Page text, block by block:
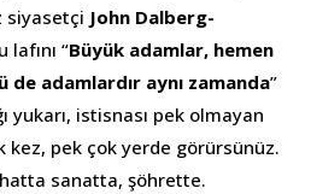
siyasetçi John Dalberg-
“Büyük adamlar, hemen
de adamlardır aynı zamanda”
yukarı, istisnası pek olmayan
kez, pek çok yerde görürsünüz.
sanatta, şöhrette.